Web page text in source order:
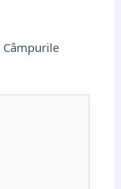
Câmpurile